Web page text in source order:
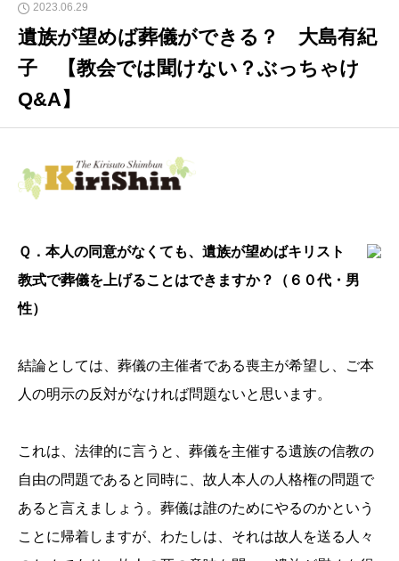
2023.06.29
遺族が望めば葬儀ができる？ 大島有紀
子 【教会では聞けない？ぶっちゃけ
Q&A】
Ｑ．本人の同意がなくても、遺族が望めばキリスト
教式で葬儀を上げることはできますか？（６０代・男
性）
結論としては、葬儀の主催者である喪主が希望し、ご本
人の明示の反対がなければ問題ないと思います。
これは、法律的に言うと、葬儀を主催する遺族の信教の
自由の問題であると同時に、故人本人の人格権の問題で
あると言えましょう。葬儀は誰のためにやるのかという
ことに帰着しますが、わたしは、それは故人を送る人々